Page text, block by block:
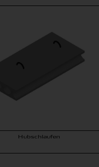
Hubschlaufen